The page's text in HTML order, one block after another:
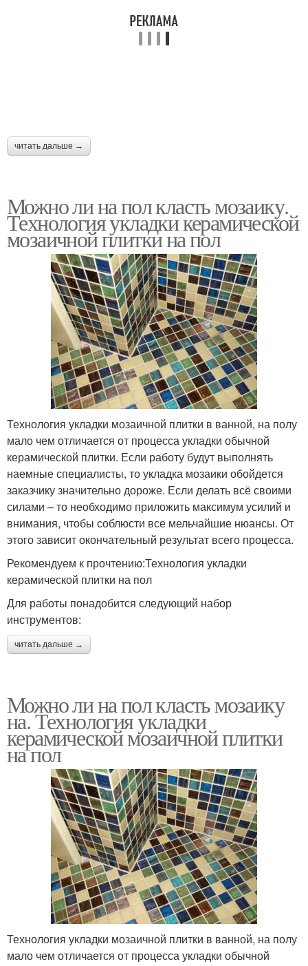
читать дальше →
Можно ли на пол класть мозаику.
Технология укладки керамической
мозаичной плитки на пол
Технология укладки мозаичной плитки в ванной, на полу
мало чем отличается от процесса укладки обычной
керамической плитки. Если работу будут выполнять
наемные специалисты, то укладка мозаики обойдется
заказчику значительно дороже. Если делать всё своими
силами – то необходимо приложить максимум усилий и
внимания, чтобы соблюсти все мельчайшие нюансы. От
этого зависит окончательный результат всего процесса.
Рекомендуем к прочтению:Технология укладки
керамической плитки на пол
Для работы понадобится следующий набор
инструментов:
читать дальше →
Можно ли на пол класть мозаику
на. Технология укладки
керамической мозаичной плитки
на пол
Технология укладки мозаичной плитки в ванной, на полу
мало чем отличается от процесса укладки обычной